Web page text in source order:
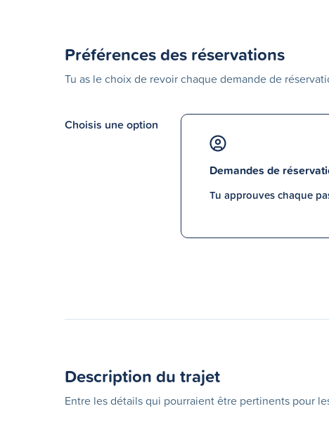
Préférences des réservations
Tu as le choix de revoir chaque demande de
Choisis une option
Demandes de
Tu approuves chaque
Description du trajet
Entre les détails qui pourraient être pertinents pour